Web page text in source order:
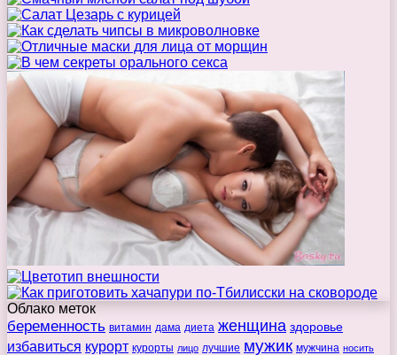
Облако меток
беременность витамин дама диета женщина здоровье
избавиться курорт курорты лицо лучшие мужик мужчина носить